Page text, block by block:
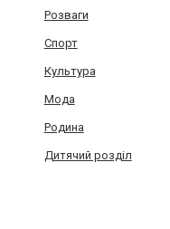
Розваги
Спорт
Культура
Мода
Родина
Дитячий розділ